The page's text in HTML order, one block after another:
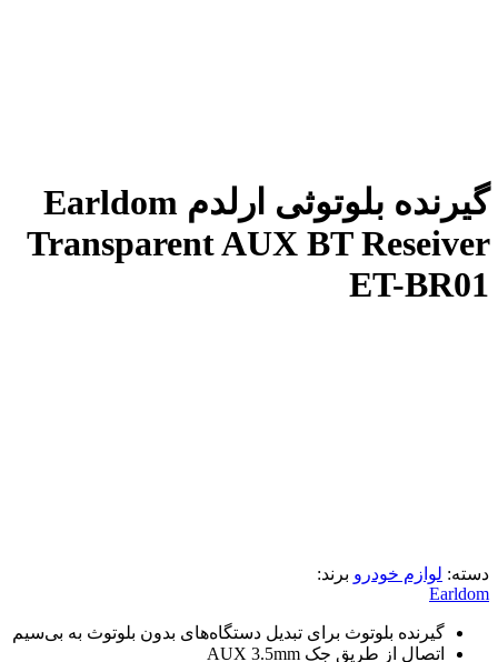
گیرنده بلوتوثی ارلدم Earldom
Transparent AUX BT Reseiver
ET-BR01
دسته: لوازم خودرو برند:
Earldom
گیرنده بلوتوث برای تبدیل دستگاه‌های بدون بلوتوث به بی‌سیم
اتصال از طریق جک AUX 3.5mm